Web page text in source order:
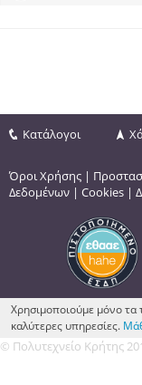
Κατάλογοι
Όροι Χρήσης |
Δεδομένων | Cookies |
Χρησιμοποιούμε μόνο τα
καλύτερες υπηρεσίες.
© Πολυτεχνείο Κρήτης